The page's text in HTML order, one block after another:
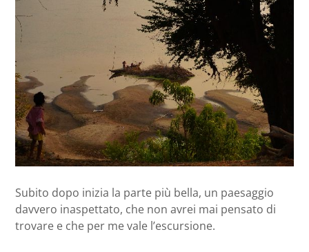
Subito dopo inizia la parte più bella, un paesaggio
davvero inaspettato, che non avrei mai pensato di
trovare e che per me vale l’escursione.